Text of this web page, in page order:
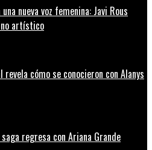
nueva voz femenina: Javi Rous
artístico
revela cómo se conocieron con Alanys
saga regresa con Ariana Grande